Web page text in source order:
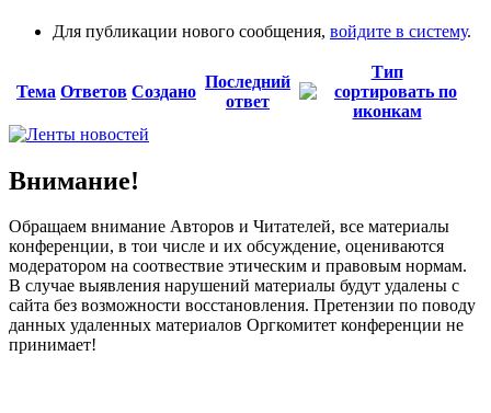
Для публикации нового сообщения, войдите в систему.
Тема Ответов Создано
Последний
ответ
Тип
Внимание!
Обращаем внимание Авторов и Читателей, все материалы
конференции, в тои числе и их обсуждение, оцениваются
модератором на соотвествие этическим и правовым нормам.
В случае выявления нарушений материалы будут удалены с
сайта без возможности восстановления. Претензии по поводу
данных удаленных материалов Оргкомитет конференции не
принимает!